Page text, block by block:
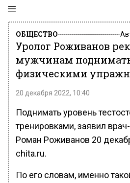
ОБЩЕСТВО
Уролог Роживанов
мужчинам поднимать
физическими
20 декабря 2022, 10:40
Поднимать уровень
тренировками, заявил
Роман Роживанов 20
chita.ru.
По его словам, именно